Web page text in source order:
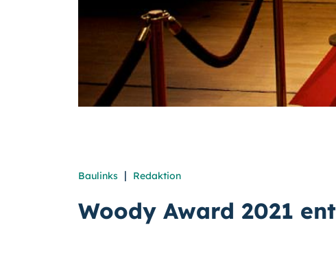
Baulinks | Redaktion
Woody Award 2021